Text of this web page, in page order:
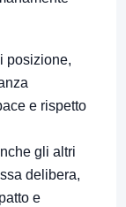
posizione,
e rispetto
gli altri
delibera,
e